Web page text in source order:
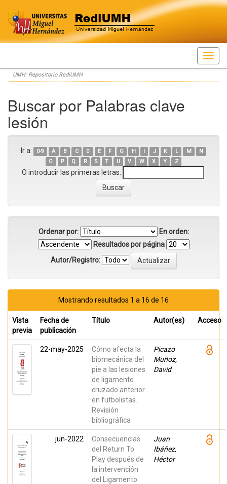
Skip
navigation
UMH: Repositorio RediUMH
Buscar por Palabras clave
lesión
Ir a: 0-9 A B C D E F G H I J K L M
N
O
P Q R S T U V W X Y Z
O introducir las primeras letras:
Ordenar por:
En orden:
Resultados por página
Autor/Registro:
Mostrando resultados 1 a 16 de 16
Vista
previa
Fecha de
publicación
Título Autor(es) Acceso
22-may-2025
Cómo afecta la
biomecánica del
pie a las lesiones
de ligamento
cruzado anterior
en futbolistas.
Revisión
bibliográfica
Picazo
Muñoz,
David
jun-2022
Consecuencias
del Return To
Play después de
la intervención
del Ligamento
Juan
Ibáñez,
Héctor